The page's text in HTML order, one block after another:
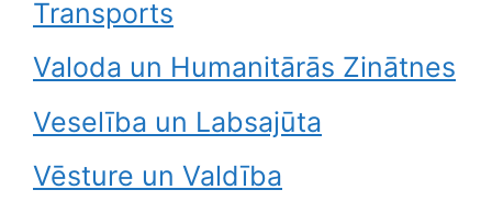
Transports
Valoda un Humanitārās Zinātnes
Veselība un Labsajūta
Vēsture un Valdība